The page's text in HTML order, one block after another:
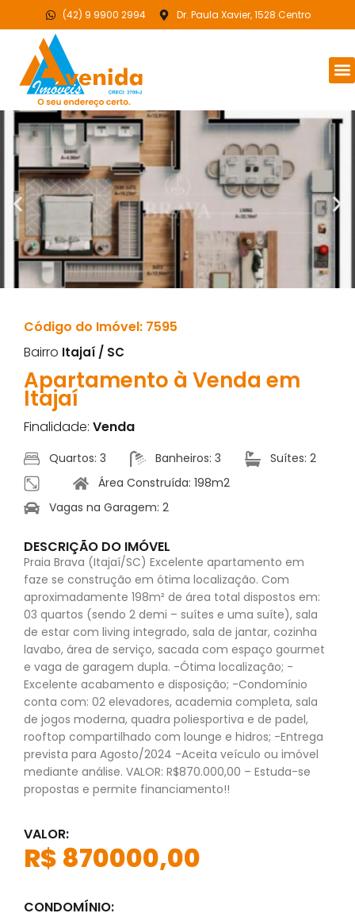
(42) 9 9900 2994 Dr. Paula Xavier, 1528 Centro
Código do Imóvel: 7595
Bairro Itajaí / SC
Apartamento à Venda em
Itajaí
Finalidade: Venda
Quartos: 3 Banheiros: 3
Suítes: 2
Área Construída: 198m2
Vagas na Garagem: 2
DESCRIÇÃO DO IMÓVEL
Praia Brava (Itajaí/SC) Excelente apartamento em
faze se construção em ótima localização. Com
aproximadamente 198m² de área total dispostos em:
03 quartos (sendo 2 demi – suítes e uma suíte), sala
de estar com living integrado, sala de jantar, cozinha
lavabo, área de serviço, sacada com espaço gourmet
e vaga de garagem dupla. -Ótima localização; -
Excelente acabamento e disposição; -Condomínio
conta com: 02 elevadores, academia completa, sala
de jogos moderna, quadra poliesportiva e de padel,
rooftop compartilhado com lounge e hidros; -Entrega
prevista para Agosto/2024 -Aceita veículo ou imóvel
mediante análise. VALOR: R$870.000,00 – Estuda-se
propostas e permite financiamento!!
VALOR:
R$ 870000,00
CONDOMÍNIO: